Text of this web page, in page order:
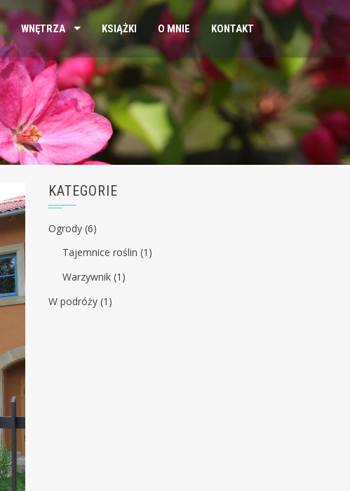
WNĘTRZA KSIĄŻKI O MNIE KONTAKT
KATEGORIE
Ogrody (6)
Tajemnice roślin (1)
Warzywnik (1)
W podróży (1)